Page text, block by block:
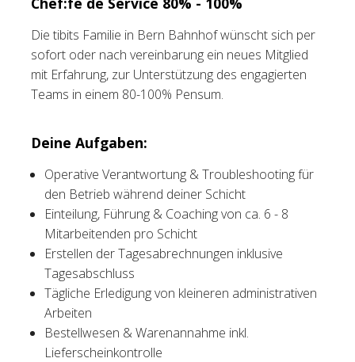
Tischreservation
Login
Schweiz (DE)
Die tibits Familie in Bern Bahnhof wünscht sich per
sofort oder nach vereinbarung ein neues Mitglied
mit Erfahrung, zur Unterstützung des engagierten
Teams in einem 80-100% Pensum.
Deine Aufgaben:
Operative Verantwortung & Troubleshooting für
den Betrieb während deiner Schicht
Einteilung, Führung & Coaching von ca. 6 - 8
Mitarbeitenden pro Schicht
Erstellen der Tagesabrechnungen inklusive
Tagesabschluss
Tägliche Erledigung von kleineren administrativen
Arbeiten
Bestellwesen & Warenannahme inkl.
Lieferscheinkontrolle